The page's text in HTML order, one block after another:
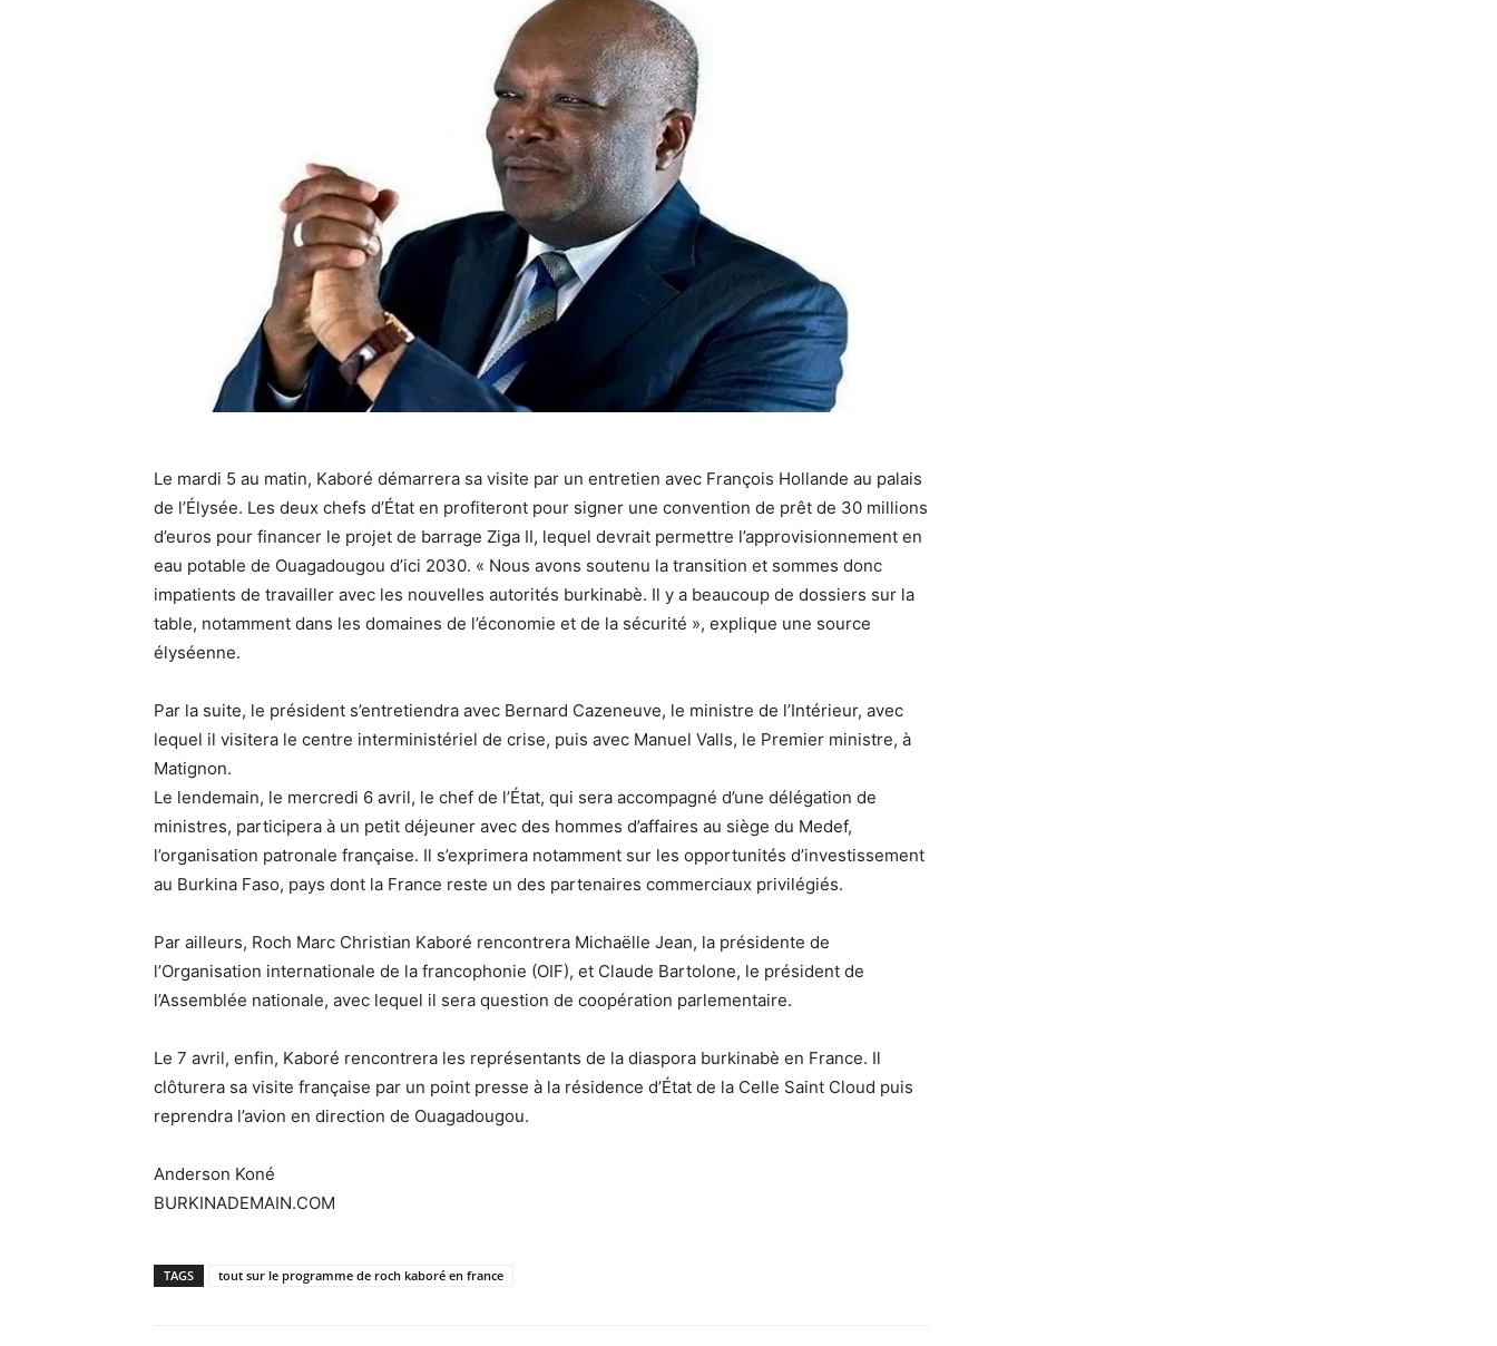
Le mardi 5 au matin, Kaboré démarrera sa visite par un entretien avec François Hollande au palais
de l’Élysée. Les deux chefs d’État en profiteront pour signer une convention de prêt de 30 millions
d’euros pour financer le projet de barrage Ziga II, lequel devrait permettre l’approvisionnement en
eau potable de Ouagadougou d’ici 2030. « Nous avons soutenu la transition et sommes donc
impatients de travailler avec les nouvelles autorités burkinabè. Il y a beaucoup de dossiers sur la
table, notamment dans les domaines de l’économie et de la sécurité », explique une source
élyséenne.
Par la suite, le président s’entretiendra avec Bernard Cazeneuve, le ministre de l’Intérieur, avec
lequel il visitera le centre interministériel de crise, puis avec Manuel Valls, le Premier ministre, à
Matignon.
Le lendemain, le mercredi 6 avril, le chef de l’État, qui sera accompagné d’une délégation de
ministres, participera à un petit déjeuner avec des hommes d’affaires au siège du Medef,
l’organisation patronale française. Il s’exprimera notamment sur les opportunités d’investissement
au Burkina Faso, pays dont la France reste un des partenaires commerciaux privilégiés.
Par ailleurs, Roch Marc Christian Kaboré rencontrera Michaëlle Jean, la présidente de
l’Organisation internationale de la francophonie (OIF), et Claude Bartolone, le président de
l’Assemblée nationale, avec lequel il sera question de coopération parlementaire.
Le 7 avril, enfin, Kaboré rencontrera les représentants de la diaspora burkinabè en France. Il
clôturera sa visite française par un point presse à la résidence d’État de la Celle Saint Cloud puis
reprendra l’avion en direction de Ouagadougou.
Anderson Koné
BURKINADEMAIN.COM
TAGS tout sur le programme de roch kaboré en france